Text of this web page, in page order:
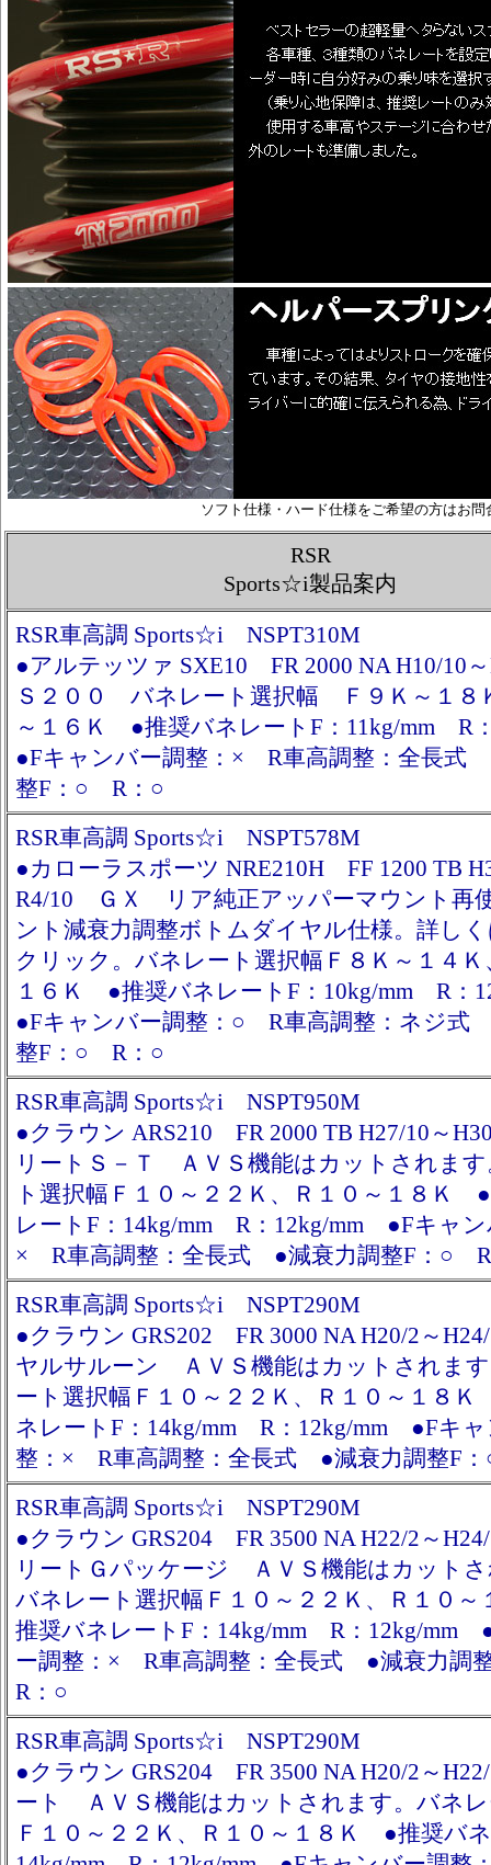
ソフト仕様・ハード仕様をご希望の方はお問
RSR
Sports☆i製品案内
RSR車高調 Sports☆i NSPT310M
●アルテッツァ SXE10 FR 2000 NA H10/10
Ｓ２００ バネレート選択幅 Ｆ９Ｋ～１８
～１６Ｋ ●推奨バネレートF：11kg/mm R
●Fキャンバー調整：× R車高調整：全長式
整F：○ R：○
RSR車高調 Sports☆i NSPT578M
●カローラスポーツ NRE210H FF 1200 TB
R4/10 ＧＸ リア純正アッパーマウント再
ント減衰力調整ボトムダイヤル仕様。詳し
クリック。バネレート選択幅Ｆ８Ｋ～１４Ｋ
１６Ｋ ●推奨バネレートF：10kg/mm R
●Fキャンバー調整：○ R車高調整：ネジ式
整F：○ R：○
RSR車高調 Sports☆i NSPT950M
●クラウン ARS210 FR 2000 TB H27/10～
リートＳ－Ｔ ＡＶＳ機能はカットされま
ト選択幅Ｆ１０～２２Ｋ、Ｒ１０～１８Ｋ
レートF：14kg/mm R：12kg/mm ●Fキャン
× R車高調整：全長式 ●減衰力調整F：○
RSR車高調 Sports☆i NSPT290M
●クラウン GRS202 FR 3000 NA H20/2～
ヤルサルーン ＡＶＳ機能はカットされま
ート選択幅Ｆ１０～２２Ｋ、Ｒ１０～１８
ネレートF：14kg/mm R：12kg/mm ●Fキャ
整：× R車高調整：全長式 ●減衰力調整F
RSR車高調 Sports☆i NSPT290M
●クラウン GRS204 FR 3500 NA H22/2～
リートＧパッケージ ＡＶＳ機能はカット
バネレート選択幅Ｆ１０～２２Ｋ、Ｒ１０
推奨バネレートF：14kg/mm R：12kg/mm
ー調整：× R車高調整：全長式 ●減衰力
R：○
RSR車高調 Sports☆i NSPT290M
●クラウン GRS204 FR 3500 NA H20/2～
ート ＡＶＳ機能はカットされます。バネレ
Ｆ１０～２２Ｋ、Ｒ１０～１８Ｋ ●推奨バ